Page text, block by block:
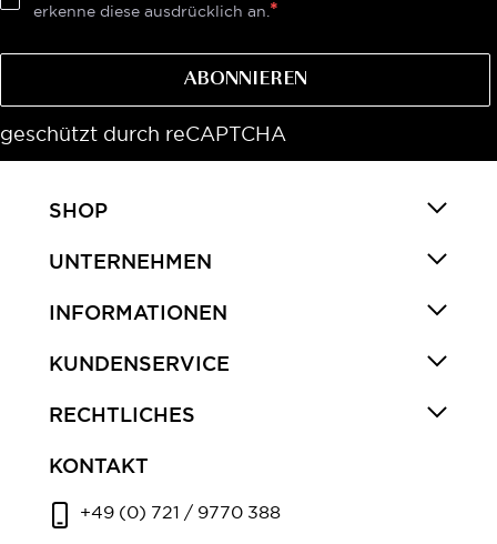
erkenne diese ausdrücklich an.
ABONNIEREN
geschützt durch reCAPTCHA
SHOP
UNTERNEHMEN
INFORMATIONEN
KUNDENSERVICE
RECHTLICHES
KONTAKT
+49 (0) 721 / 9770 388